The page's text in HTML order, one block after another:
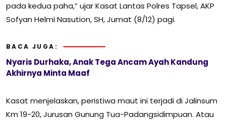
pada kedua paha,” ujar Kasat Lantas Polres Tapsel, AKP
Sofyan Helmi Nasution, SH, Jumat (8/12) pagi.
BACA JUGA:
Nyaris Durhaka, Anak Tega Ancam Ayah Kandung
Akhirnya Minta Maaf
Kasat menjelaskan, peristiwa maut ini terjadi di Jalinsum
Km 19-20, Jurusan Gunung Tua-Padangsidimpuan. Atau